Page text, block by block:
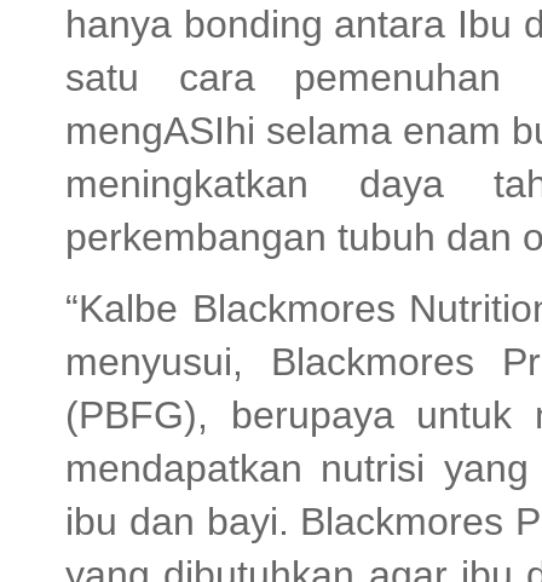
hanya bonding antara Ibu
satu cara
mengASIhi selama enam
meningkatkan daya
perkembangan tubuh dan
“Kalbe Blackmores
menyusui, Blackmores
(PBFG), berupaya
mendapatkan nutrisi
ibu dan bayi. Blackmores